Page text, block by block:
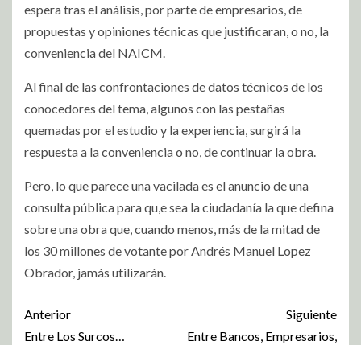
espera tras el análisis, por parte de empresarios, de
propuestas y opiniones técnicas que justificaran, o no, la
conveniencia del NAICM.
Al final de las confrontaciones de datos técnicos de los
conocedores del tema, algunos con las pestañas
quemadas por el estudio y la experiencia, surgirá la
respuesta a la conveniencia o no, de continuar la obra.
Pero, lo que parece una vacilada es el anuncio de una
consulta pública para qu,e sea la ciudadanía la que defina
sobre una obra que, cuando menos, más de la mitad de
los 30 millones de votante por Andrés Manuel Lopez
Obrador, jamás utilizarán.
Anterior
Entre Los Surcos…
Siguiente
Entre Bancos, Empresarios,